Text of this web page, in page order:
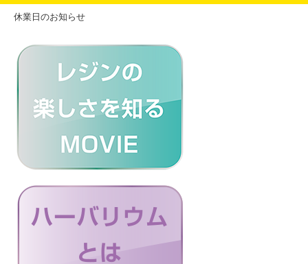
休業日のお知らせ